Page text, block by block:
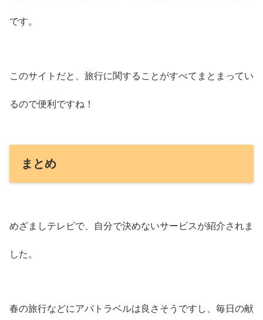
です。
このサイトだと、旅行に関することがすべてまとまってい
るので便利ですね！
まとめ
めざましテレビで、自分で決めないサービスが紹介されま
した。
春の旅行などにアバトラベルは良さそうですし、毎日の献